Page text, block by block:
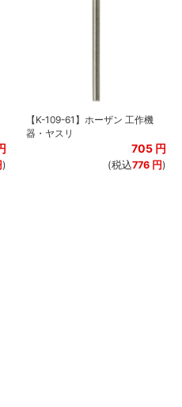
)
【K-109-61】ホーザン 工作機
器・ヤスリ
705 円
(税込776 円)